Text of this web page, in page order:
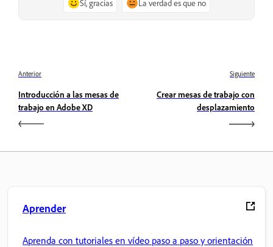
Sí, gracias La verdad es que no
Anterior
Introducción a las mesas de
trabajo en Adobe XD
Siguiente
Crear mesas de trabajo con
desplazamiento
Aprender
Aprenda con tutoriales en vídeo paso a paso y orientación